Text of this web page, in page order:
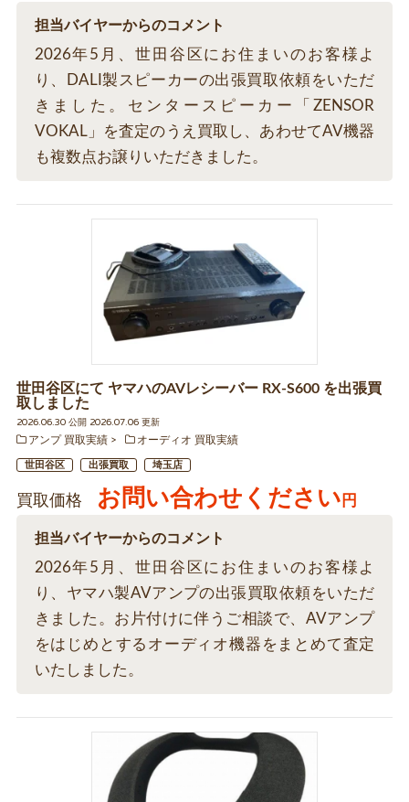
担当バイヤーからのコメント
2026年5月、世田谷区にお住まいのお客様よ
り、DALI製スピーカーの出張買取依頼をいただ
きました。センタースピーカー「ZENSOR
VOKAL」を査定のうえ買取し、あわせてAV機器
も複数点お譲りいただきました。
世田谷区にて ヤマハのAVレシーバー RX-S600 を出張買
取しました
2026.06.30 公開 2026.07.06 更新
アンプ 買取実績
オーディオ 買取実績
世田谷区 出張買取 埼玉店
買取価格 お問い合わせください 円
担当バイヤーからのコメント
2026年5月、世田谷区にお住まいのお客様よ
り、ヤマハ製AVアンプの出張買取依頼をいただ
きました。お片付けに伴うご相談で、AVアンプ
をはじめとするオーディオ機器をまとめて査定
いたしました。